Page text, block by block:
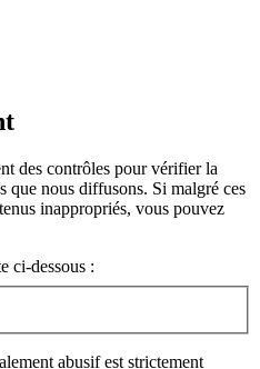
des contrôles pour vérifier la
que nous diffusons. Si malgré ces
inappropriés, vous pouvez
ci-dessous :
abusif est strictement